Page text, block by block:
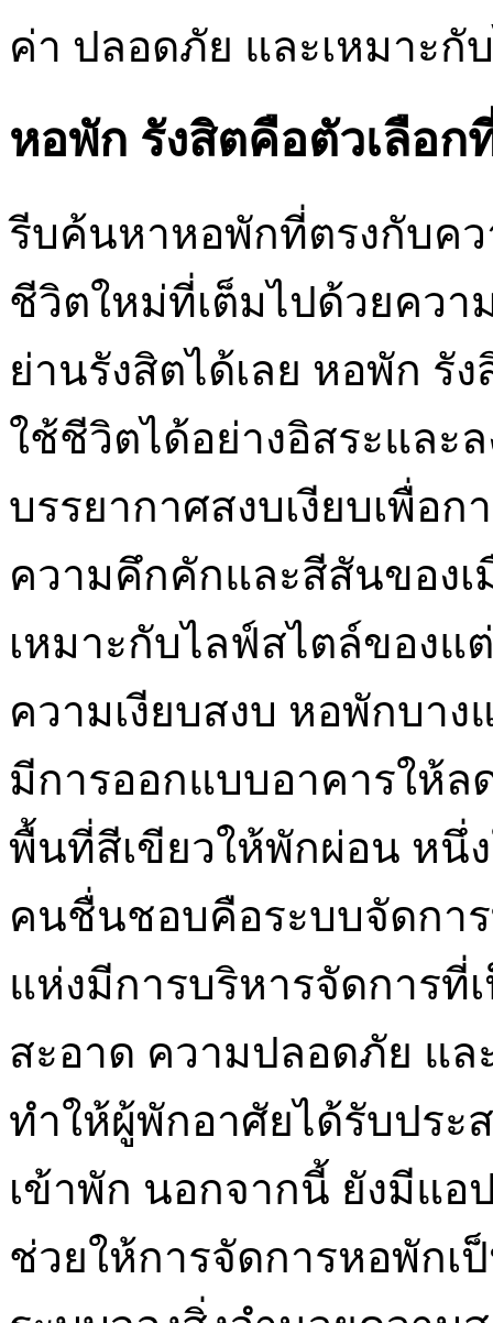
ค่า ปลอดภัย และเหมาะ
หอพัก รังสิตคือตัวเลือก
รีบค้นหาหอพักที่ตรงกับค
ชีวิตใหม่ที่เต็มไปด้วยคว
ย่านรังสิตได้เลย หอพัก รั
ใช้ชีวิตได้อย่างอิสระแล
บรรยากาศสงบเงียบเพื่อ
ความคึกคักและสีสันของ
เหมาะกับไลฟ์สไตล์ของแ
ความเงียบสงบ หอพักบา
มีการออกแบบอาคารให้ล
พื้นที่สีเขียวให้พักผ่อน หนึ่
คนชื่นชอบคือระบบจัดกา
แห่งมีการบริหารจัดการที่
สะอาด ความปลอดภัย แล
ทำให้ผู้พักอาศัยได้รับประ
เข้าพัก นอกจากนี้ ยังมีแ
ช่วยให้การจัดการหอพักเ